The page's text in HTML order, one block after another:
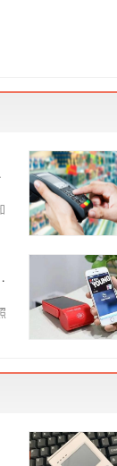
法
注意什么？